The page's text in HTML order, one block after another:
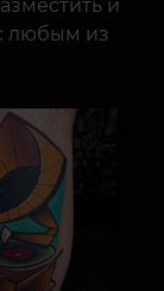
и
любым из